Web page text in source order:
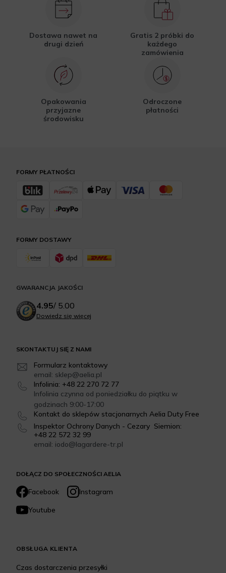
Dostawa nawet na
drugi dzień
Gratis 2 próbki do
każdego
zamówienia
Opakowania
przyjazne
środowisku
Odroczone
płatności
DOŁĄCZ DO SPOŁECZNOŚCI AELIA
Facebook
Instagram
Youtube
SKONTAKTUJ SIĘ Z NAMI
Formularz kontaktowy
email: sklep@aelia.pl
Infolinia: +48 22 270 72 77
Infolinia czynna od poniedziałku do piątku w
godzinach 9:00-17:00
Kontakt do sklepów stacjonarnych Aelia Duty Free
Inspektor Ochrony Danych - Cezary Siemion:
+48 22 572 32 99
email: iodo@lagardere-tr.pl
FORMY DOSTAWY
FORMY PŁATNOŚCI
OBSŁUGA KLIENTA
Czas dostarczenia przesyłki
GWARANCJA JAKOŚCI
4.95/ 5.00
Dowiedz się więcej